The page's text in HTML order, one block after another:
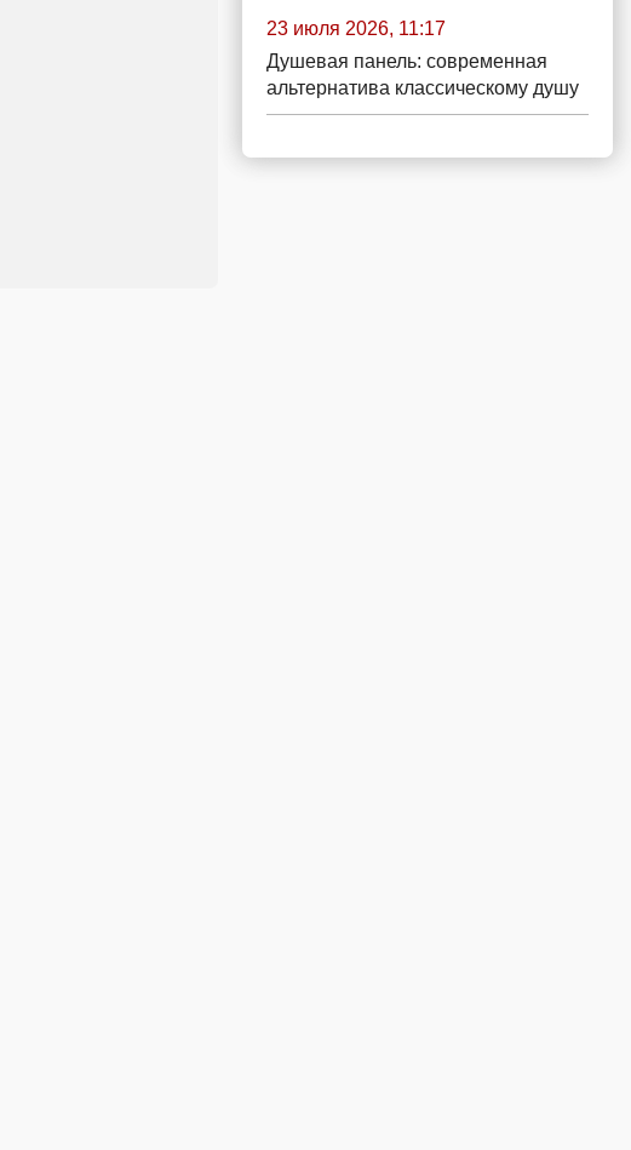
23 июля 2026, 11:17
Душевая панель: современная
альтернатива классическому душу